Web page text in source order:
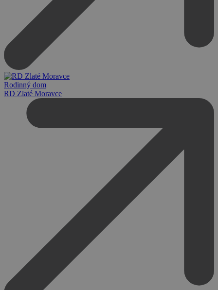
Rodinný dom
RD Zlaté Moravce